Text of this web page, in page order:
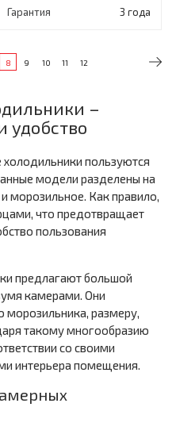
Гарантия 3 года
8 9 10 11 12
–
удобство
пользуются
модели разделены на
морозильное. Как правило,
что предотвращает
пользования
предлагают большой
камерами. Они
размеру,
такому многообразию
со своими
интерьера помещения.